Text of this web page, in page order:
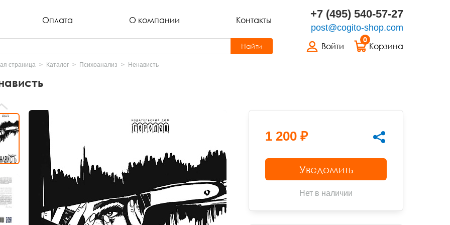
Оплата О компании Контакты +7 (495) 540-57-27
post@cogito-shop.com
Войти
0
Корзина
Найти
страница Каталог Психоанализ Ненависть
1 200 ₽
Уведомить
Нет в наличии